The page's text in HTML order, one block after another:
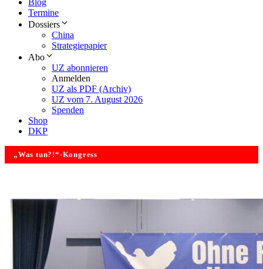
Blog
Termine
Dossiers
China
Strategiepapier
Abo
UZ abonnieren
Anmelden
UZ als PDF (Archiv)
UZ vom 7. August 2026
Spenden
Shop
DKP
„Was tun?!“-Kongress